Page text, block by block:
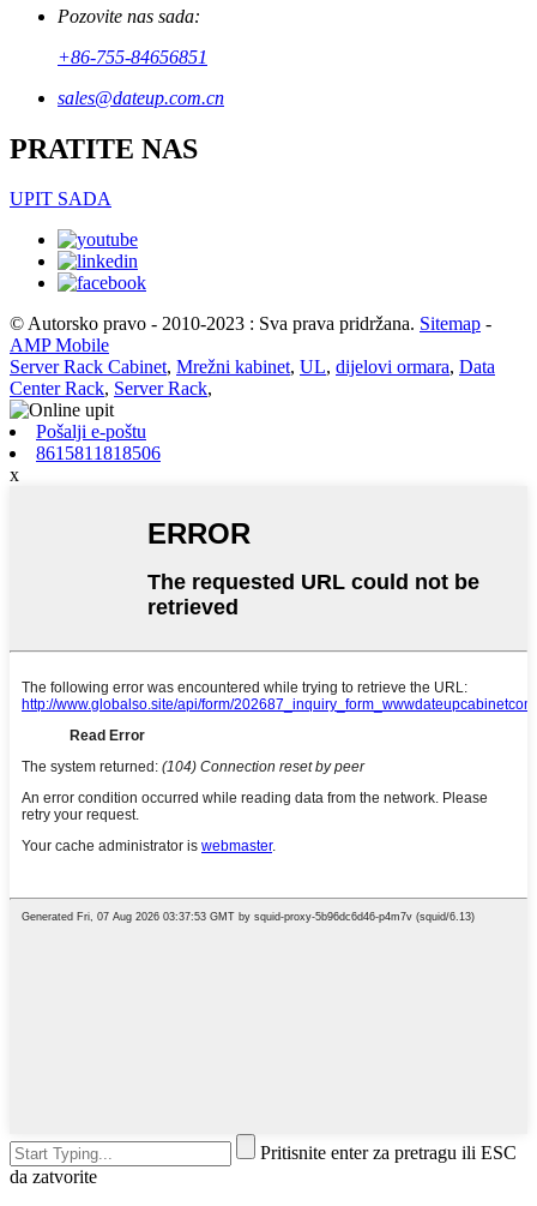
Pozovite nas sada:
+86-755-84656851
sales@dateup.com.cn
PRATITE NAS
UPIT SADA
© Autorsko pravo - 2010-2023 : Sva prava pridržana. Sitemap -
AMP Mobile
Server Rack Cabinet, Mrežni kabinet, UL, dijelovi ormara, Data
Center Rack, Server Rack,
Pošalji e-poštu
8615811818506
x
Pritisnite enter za pretragu ili ESC
da zatvorite